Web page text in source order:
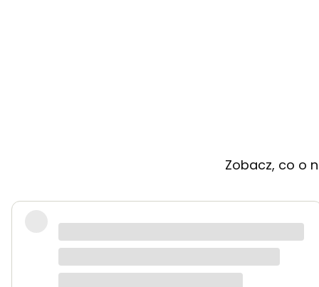
Zobacz, co o
Bardzo dobra jakość tkanin, kolory dokładnie
Anna K.